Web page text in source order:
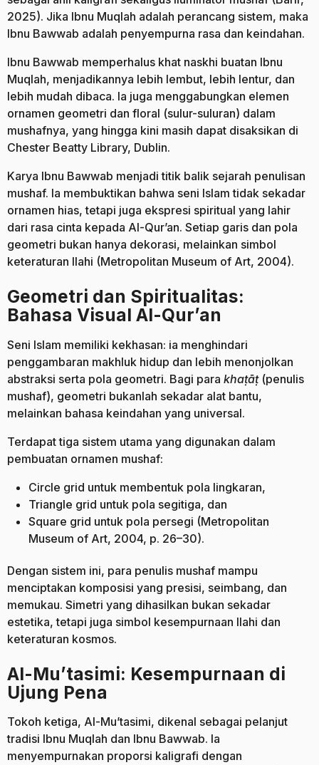
2025). Jika Ibnu Muqlah adalah perancang sistem, maka
Ibnu Bawwab adalah penyempurna rasa dan keindahan.
Ibnu Bawwab memperhalus khat naskhi buatan Ibnu
Muqlah, menjadikannya lebih lembut, lebih lentur, dan
lebih mudah dibaca. Ia juga menggabungkan elemen
ornamen geometri dan floral (sulur-suluran) dalam
mushafnya, yang hingga kini masih dapat disaksikan di
Chester Beatty Library, Dublin.
Karya Ibnu Bawwab menjadi titik balik sejarah penulisan
mushaf. Ia membuktikan bahwa seni Islam tidak sekadar
ornamen hias, tetapi juga ekspresi spiritual yang lahir
dari rasa cinta kepada Al-Qur’an. Setiap garis dan pola
geometri bukan hanya dekorasi, melainkan simbol
keteraturan Ilahi (Metropolitan Museum of Art, 2004).
Geometri dan Spiritualitas:
Bahasa Visual Al-Qur’an
Seni Islam memiliki kekhasan: ia menghindari
penggambaran makhluk hidup dan lebih menonjolkan
abstraksi serta pola geometri. Bagi para khaṭāṭ(penulis
mushaf), geometri bukanlah sekadar alat bantu,
melainkan bahasa keindahan yang universal.
Terdapat tiga sistem utama yang digunakan dalam
pembuatan ornamen mushaf:
Circle grid untuk membentuk pola lingkaran,
Triangle grid untuk pola segitiga, dan
Square grid untuk pola persegi (Metropolitan
Museum of Art, 2004, p. 26–30).
Dengan sistem ini, para penulis mushaf mampu
menciptakan komposisi yang presisi, seimbang, dan
memukau. Simetri yang dihasilkan bukan sekadar
estetika, tetapi juga simbol kesempurnaan Ilahi dan
keteraturan kosmos.
Al-Mu’tasimi: Kesempurnaan di
Ujung Pena
Tokoh ketiga, Al-Mu’tasimi, dikenal sebagai pelanjut
tradisi Ibnu Muqlah dan Ibnu Bawwab. Ia
menyempurnakan proporsi kaligrafi dengan